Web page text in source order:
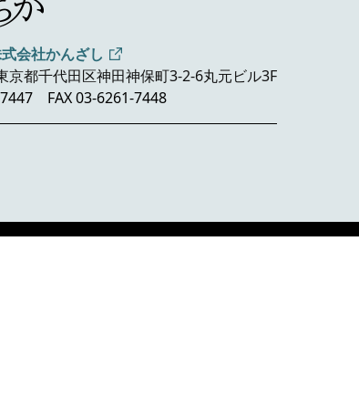
会社かんざし
京都千代田区神田神保町3-2-6丸元ビル3F
FAX 03-6261-7448